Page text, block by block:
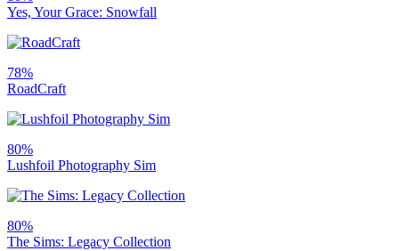
Yes, Your Grace: Snowfall
78%
RoadCraft
80%
Lushfoil Photography Sim
80%
The Sims: Legacy Collection